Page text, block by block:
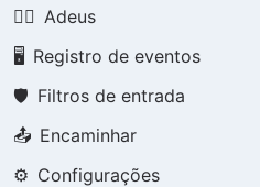
🏃‍♂️ Adeus
🖥️ Registro de eventos
🛡️ Filtros de entrada
📤 Encaminhar
⚙️ Configurações